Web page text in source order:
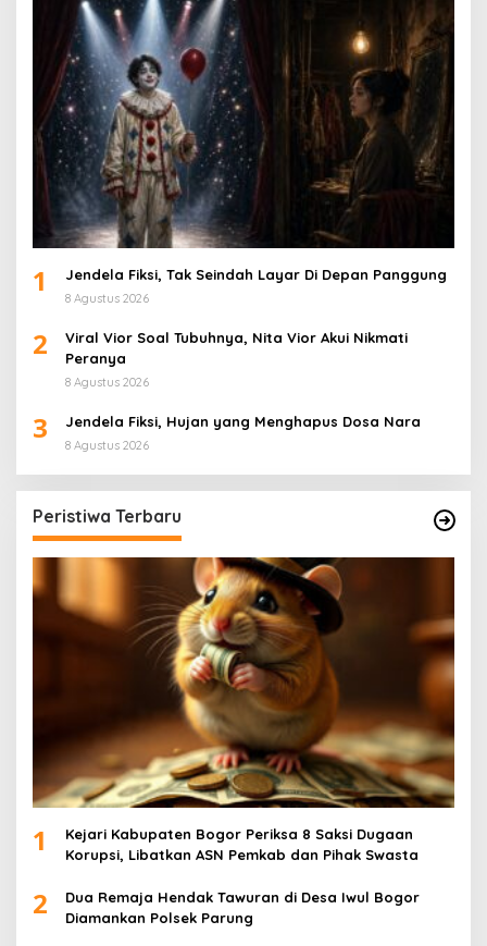
1 Jendela Fiksi, Tak Seindah Layar Di Depan Panggung
8 Agustus 2026
2
Viral Vior Soal Tubuhnya, Nita Vior Akui Nikmati
Peranya
8 Agustus 2026
3 Jendela Fiksi, Hujan yang Menghapus Dosa Nara
8 Agustus 2026
Peristiwa Terbaru
1
Kejari Kabupaten Bogor Periksa 8 Saksi Dugaan
Korupsi, Libatkan ASN Pemkab dan Pihak Swasta
2
Dua Remaja Hendak Tawuran di Desa Iwul Bogor
Diamankan Polsek Parung